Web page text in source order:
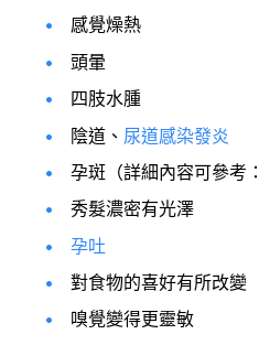
感覺燥熱
頭暈
四肢水腫
陰道、 尿道感染發炎
孕斑（詳細內容可參考：
秀髮濃密有光澤
孕吐
對食物的喜好有所改變
嗅覺變得更靈敏